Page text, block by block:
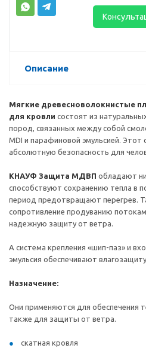
Описание
Мягкие древесноволокнистые
для кровли состоят из
пород, связанных между собой
MDI и парафиновой эмульсией. Этот
абсолютную безопасность для
КНАУФ Защита МДВП обладают
способствуют сохранению тепла в
период предотвращают перегрев.
сопротивление продуванию
надежную защиту от ветра.
А система крепления «шип-паз» и
эмульсия обеспечивают
Назначение:
Они применяются для обеспечения
также для защиты от ветра.
скатная кровля